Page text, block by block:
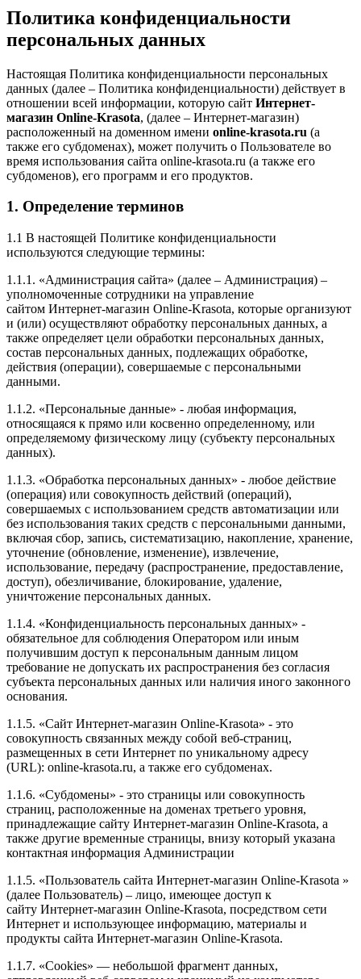
Политика конфиденциальности
персональных данных
Настоящая Политика конфиденциальности персональных
данных (далее – Политика конфиденциальности) действует в
отношении всей информации, которую сайт Интернет-
магазин Online-Krasota, (далее – Интернет-магазин)
расположенный на доменном имени online-krasota.ru (а
также его субдоменах), может получить о Пользователе во
время использования сайта online-krasota.ru (а также его
субдоменов), его программ и его продуктов.
1. Определение терминов
1.1 В настоящей Политике конфиденциальности
используются следующие термины:
1.1.1. «Администрация сайта» (далее – Администрация) –
уполномоченные сотрудники на управление
сайтом Интернет-магазин Online-Krasota, которые организуют
и (или) осуществляют обработку персональных данных, а
также определяет цели обработки персональных данных,
состав персональных данных, подлежащих обработке,
действия (операции), совершаемые с персональными
данными.
1.1.2. «Персональные данные» - любая информация,
относящаяся к прямо или косвенно определенному, или
определяемому физическому лицу (субъекту персональных
данных).
1.1.3. «Обработка персональных данных» - любое действие
(операция) или совокупность действий (операций),
совершаемых с использованием средств автоматизации или
без использования таких средств с персональными данными,
включая сбор, запись, систематизацию, накопление, хранение,
уточнение (обновление, изменение), извлечение,
использование, передачу (распространение, предоставление,
доступ), обезличивание, блокирование, удаление,
уничтожение персональных данных.
1.1.4. «Конфиденциальность персональных данных» -
обязательное для соблюдения Оператором или иным
получившим доступ к персональным данным лицом
требование не допускать их распространения без согласия
субъекта персональных данных или наличия иного законного
основания.
1.1.5. «Сайт Интернет-магазин Online-Krasota» - это
совокупность связанных между собой веб-страниц,
размещенных в сети Интернет по уникальному адресу
(URL): online-krasota.ru, а также его субдоменах.
1.1.6. «Субдомены» - это страницы или совокупность
страниц, расположенные на доменах третьего уровня,
принадлежащие сайту Интернет-магазин Online-Krasota, а
также другие временные страницы, внизу который указана
контактная информация Администрации
1.1.5. «Пользователь сайта Интернет-магазин Online-Krasota »
(далее Пользователь) – лицо, имеющее доступ к
сайту Интернет-магазин Online-Krasota, посредством сети
Интернет и использующее информацию, материалы и
продукты сайта Интернет-магазин Online-Krasota.
1.1.7. «Cookies» — небольшой фрагмент данных,